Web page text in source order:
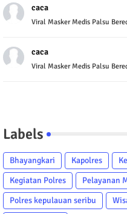
caca
Viral Masker Medis Palsu
caca
Viral Masker Medis Palsu
Labels
Bhayangkari Kapolres
Kegiatan Polres
Pelayanan
Polres kepulauan seribu